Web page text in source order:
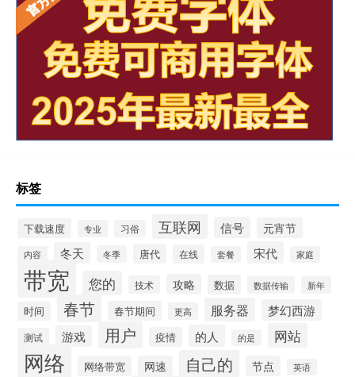
标签
下载速度 专业 习俗 互联网 信号 元宵节
内容 冬天 冬季 唐代 在线 套餐 宋代 家庭
带宽 您的 技术 攻略 数据 数据传输 新年
时间 春节 春节期间 更高 服务器 梦幻西游
测试 游戏 用户 疫情 的人 的是 网站
网络 网络带宽 网速 自己的 节点 英语